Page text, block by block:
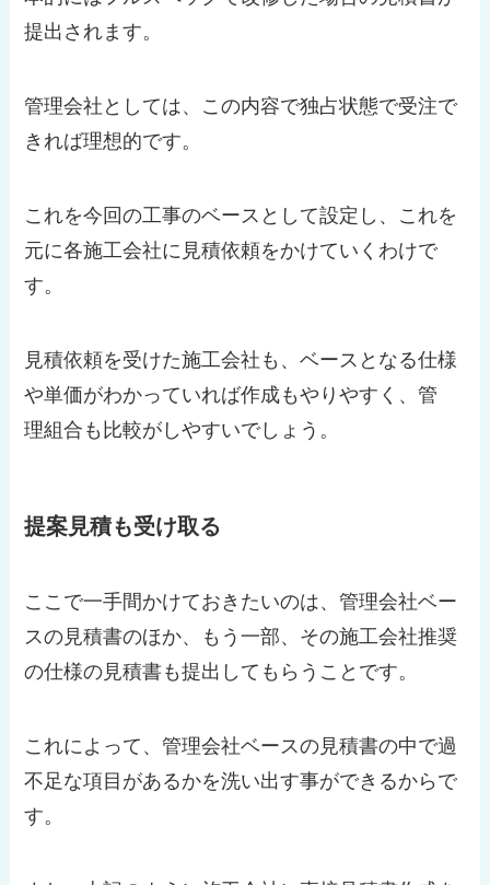
提出されます。
管理会社としては、この内容で独占状態で受注で
きれば理想的です。
これを今回の工事のベースとして設定し、これを
元に各施工会社に見積依頼をかけていくわけで
す。
見積依頼を受けた施工会社も、ベースとなる仕様
や単価がわかっていれば作成もやりやすく、管
理組合も比較がしやすいでしょう。
提案見積も受け取る
ここで一手間かけておきたいのは、管理会社ベー
スの見積書のほか、もう一部、その施工会社推奨
の仕様の見積書も提出してもらうことです。
これによって、管理会社ベースの見積書の中で過
不足な項目があるかを洗い出す事ができるからで
す。